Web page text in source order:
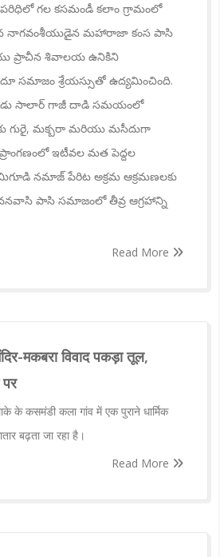
గల కసమండీ కలాం గ్రామంలో
నాగవంశీయుడైన మహారాజా కంస పాసి
ప్రాచీన శివాలయ ఉనికిని
సమాజం శ్రేయస్సుతో ఉద్యమించింది.
సాలార్ గాజీ దాడి సమయంలో
గురై, మక్బరా మరియు మసీదుగా
ఇటీవల మత పెద్దల
నమాజ్ పేరిట అక్రమ ఆక్రమణలకు
వనవాసి పాసి సమాజంలో తీవ్ర ఆగ్రహాన్ని
Read More
मकबरा विवाद पकड़ा तूल,
के कसमंडी कला गांव में एक पुराने धार्मिक
बढ़ता जा रहा है।
Read More